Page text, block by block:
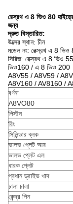
রেস্রথ এ 8 ভিও 80
জন্য
দ্রুত বিস্তারিত:
উত্সের স্থান: চীন
মডেল নং: রেক্স্রথ এ 8 ভিও
সিরিজ: রেক্স্রথ এ 8 ভিও
ভিও160 / এ 8 ভিও 200
A8V55 / A8V59 /
A8V160 / AV8160 /
বর্ণনা
A8VO80
পিস্টন
রিং
সিলিন্ডার ব্লক
ভালভ প্লেট আর
ভালভ প্লেট এল
ধারক প্লেট
প্রধান ড্রাইভ খাদ
চালা চালা
কেন্দ্র পিন